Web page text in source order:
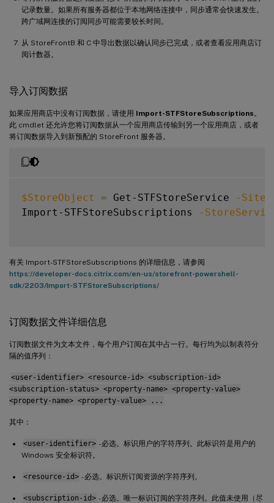
记录数量。如果所有服务器都位于本地网络连接中，同步通常会快速发生。
跨广域网连接的订阅同步可能需要较长时间。
从 StoreFrontB 和 C 中导出数据以确认同步已完成，或者查看应用商店订
阅计数器。
导入订阅数据
如果应用商店中没有订阅数据，请使用 Import-STFStoreSubscriptions 。
此 cmdlet 还允许您将订阅数据从一个应用商店传输到另一个应用商店，或者
将订阅数据导入到新预配的 StoreFront 服务器。
$StoreObject = Get-STFStoreService
-
Import-STFStoreSubscriptions
-
有关 Import-STFStoreSubscriptions 的详细信息，请参阅
https://developer-docs.citrix.com/en-us/storefront-powershell-
sdk/2203/Import-STFStoreSubscriptions/
订阅数据文件详细信息
订阅数据文件为文本文件，每个用户订阅在其中占一行。每行均为以制表符分
隔的值序列：
<user-identifier> <resource-id> <subscription-id>
<subscription-status> <property-name> <property-value>
<property-name> <property-value> ...
其中：
<user-identifier> - 必选。标识用户的字符序列。此标识符是用户的
Windows 安全标识符。
<resource-id> - 必选。标识所订阅资源的字符序列。
<subscription-id> - 必选。唯一标识订阅的字符序列。此值未使用（尽